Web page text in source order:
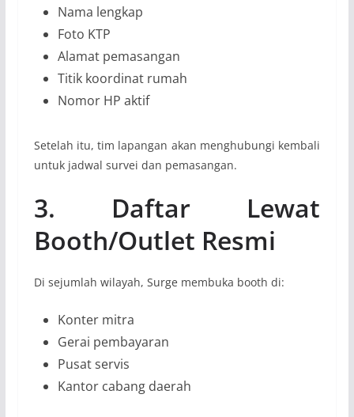
Nama lengkap
Foto KTP
Alamat pemasangan
Titik koordinat rumah
Nomor HP aktif
Setelah itu, tim lapangan akan menghubungi kembali
untuk jadwal survei dan pemasangan.
3. Daftar Lewat
Booth/Outlet Resmi
Di sejumlah wilayah, Surge membuka booth di:
Konter mitra
Gerai pembayaran
Pusat servis
Kantor cabang daerah